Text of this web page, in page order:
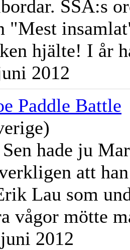
SSA:s
hjälte! I år
2012
Paddle Battle
hade ju
att
Lau som
vågor mötte
2012